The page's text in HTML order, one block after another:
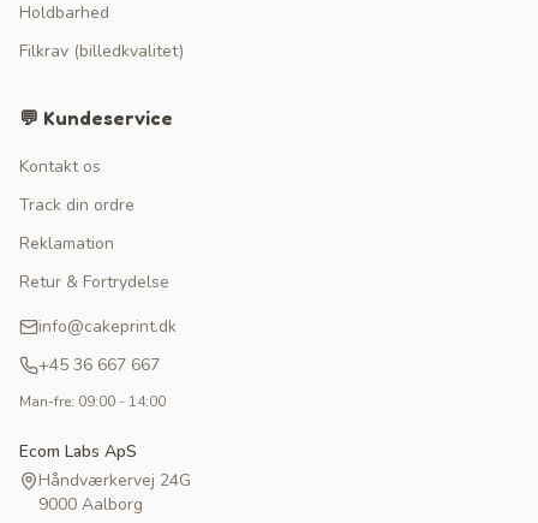
Holdbarhed
Filkrav (billedkvalitet)
💬 Kundeservice
Kontakt os
Track din ordre
Reklamation
Retur & Fortrydelse
info@cakeprint.dk
+45 36 667 667
Man-fre: 09:00 - 14:00
Ecom Labs ApS
Håndværkervej 24G
9000 Aalborg